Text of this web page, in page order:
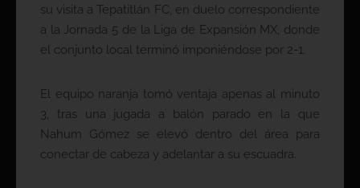
su visita a Tepatitlán FC, en duelo correspondiente
a la Jornada 5 de la Liga de Expansión MX, donde
el conjunto local terminó imponiéndose por 2-1.
El equipo naranja tomó ventaja apenas al minuto
3, tras una jugada a balón parado en la que
Nahum Gómez se elevó dentro del área para
conectar de cabeza y adelantar a su escuadra.